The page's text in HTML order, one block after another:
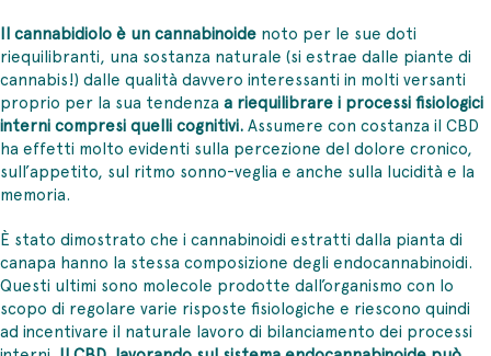
Il cannabidiolo è un cannabinoide noto per le sue doti
riequilibranti, una sostanza naturale (si estrae dalle piante di
cannabis!) dalle qualità davvero interessanti in molti versanti
proprio per la sua tendenza a riequilibrare i processi fisiologici
interni compresi quelli cognitivi.Assumere con costanza il CBD
ha effetti molto evidenti sulla percezione del dolore cronico,
sull’appetito, sul ritmo sonno-veglia e anche sulla lucidità e la
memoria.
È stato dimostrato che i cannabinoidi estratti dalla pianta di
canapa hanno la stessa composizione degli endocannabinoidi.
Questi ultimi sono molecole prodotte dall’organismo con lo
scopo di regolare varie risposte fisiologiche e riescono quindi
ad incentivare il naturale lavoro di bilanciamento dei processi